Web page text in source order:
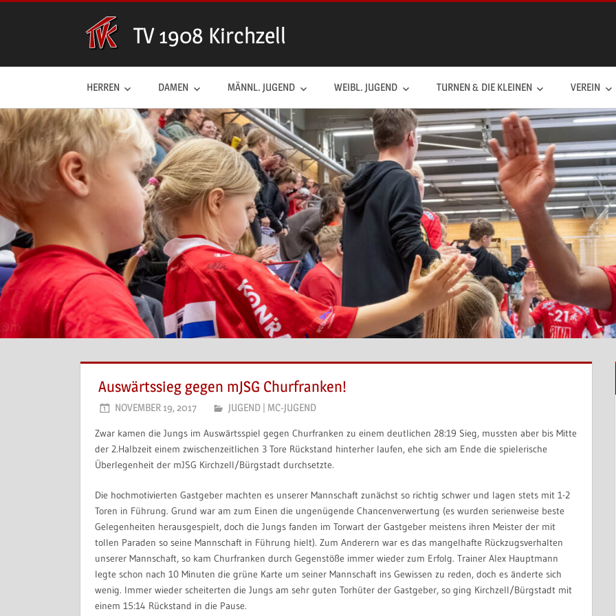
TV 1908 Kirchzell
HERREN DAMEN MÄNNL. JUGEND WEIBL. JUGEND TURNEN & DIE KLEINEN VEREIN
Auswärtssieg gegen mJSG Churfranken!
NOVEMBER 19, 2017 JUGEND | MC-JUGEND
Zwar kamen die Jungs im Auswärtsspiel gegen Churfranken zu einem deutlichen 28:19 Sieg, mussten aber bis Mitte
der 2.Halbzeit einem zwischenzeitlichen 3 Tore Rückstand hinterher laufen, ehe sich am Ende die spielerische
Überlegenheit der mJSG Kirchzell/Bürgstadt durchsetzte.
Die hochmotivierten Gastgeber machten es unserer Mannschaft zunächst so richtig schwer und lagen stets mit 1-2
Toren in Führung. Grund war am zum Einen die ungenügende Chancenverwertung (es wurden serienweise beste
Gelegenheiten herausgespielt, doch die Jungs fanden im Torwart der Gastgeber meistens ihren Meister der mit
tollen Paraden so seine Mannschaft in Führung hielt). Zum Anderern war es das mangelhafte Rückzugsverhalten
unserer Mannschaft, so kam Churfranken durch Gegenstöße immer wieder zum Erfolg. Trainer Alex Hauptmann
legte schon nach 10 Minuten die grüne Karte um seiner Mannschaft ins Gewissen zu reden, doch es änderte sich
wenig. Immer wieder scheiterten die Jungs am sehr guten Torhüter der Gastgeber, so ging Kirchzell/Bürgstadt mit
einem 15:14 Rückstand in die Pause.